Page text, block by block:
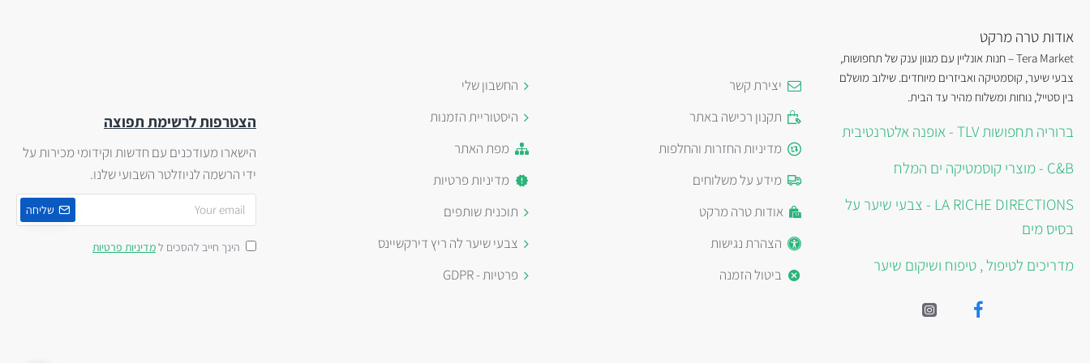
אודות טרה מרקט
Tera Market – חנות אונליין עם מגוון ענק של תחפושות,
צבעי שיער, קוסמטיקה ואביזרים מיוחדים. שילוב מושלם
בין סטייל, נוחות ומשלוח מהיר עד הבית.
ברוריה תחפושות TLV - אופנה אלטרנטיבית
C&B - מוצרי קוסמטיקה ים המלח
LA RICHE DIRECTIONS - צבעי שיער על
בסיס מים
מדריכים לטיפול , טיפוח ושיקום שיער
יצירת קשר
תקנון רכישה באתר
מדיניות החזרות והחלפות
מידע על משלוחים
אודות טרה מרקט
הצהרת נגישות
ביטול הזמנה
החשבון שלי
היסטוריית הזמנות
מפת האתר
מדיניות פרטיות
תוכנית שותפים
צבעי שיער לה ריץ דירקשיינס
פרטיות - GDPR
הצטרפות לרשימת תפוצה
הישארו מעודכנים עם חדשות וקידומי מכירות על
ידי הרשמה לניוזלטר השבועי שלנו.
שליחה
הינך חייב להסכים למדיניות פרטיות